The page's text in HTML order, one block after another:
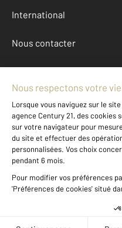
International
Nous contacter
Mentions légales &
Location appartement autour